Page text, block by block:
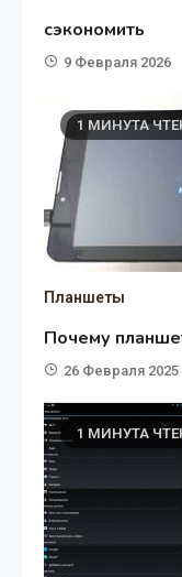
сэкономить
9 Февраля 2026
1 МИНУТА
Планшеты
Почему
26 Февраля 2025
1 МИНУТА